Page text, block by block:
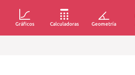
Gráficos Calculadoras Geometría